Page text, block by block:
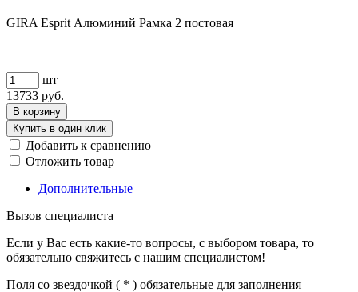
GIRA Esprit Алюминий Рамка 2 постовая
шт
13733 руб.
В корзину
Купить в один клик
Добавить к сравнению
Отложить товар
Дополнительные
Вызов специалиста
Если у Вас есть какие-то вопросы, с выбором товара, то
обязательно свяжитесь с нашим специалистом!
Поля со звездочкой ( * ) обязательные для заполнения